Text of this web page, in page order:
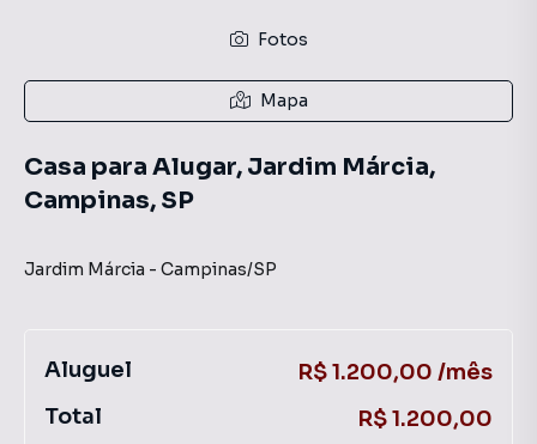
Fotos
Mapa
Casa para Alugar, Jardim Márcia,
Campinas, SP
Jardim Márcia - Campinas/SP
Aluguel
R$ 1.200,00 /mês
Total
R$ 1.200,00